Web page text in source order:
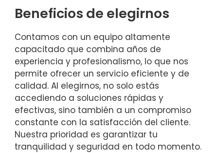
Beneficios de elegirnos
Contamos con un equipo altamente
capacitado que combina años de
experiencia y profesionalismo, lo que nos
permite ofrecer un servicio eficiente y de
calidad. Al elegirnos, no solo estás
accediendo a soluciones rápidas y
efectivas, sino también a un compromiso
constante con la satisfacción del cliente.
Nuestra prioridad es garantizar tu
tranquilidad y seguridad en todo momento.